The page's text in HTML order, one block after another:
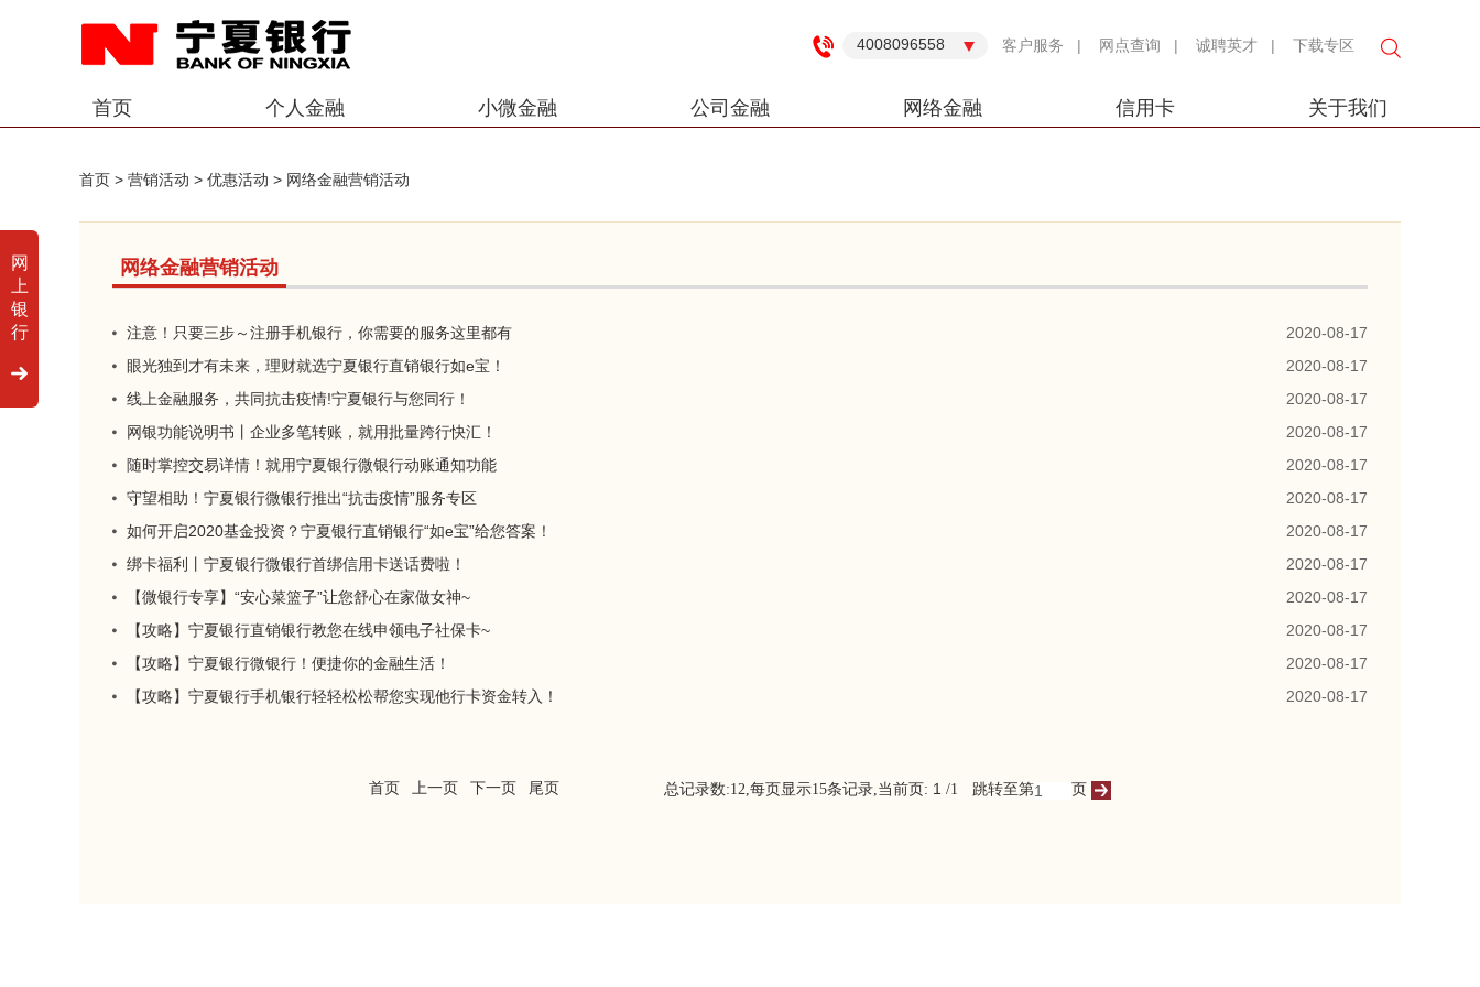
客户服务 | 网点查询 | 诚聘英才 | 下载专区
4008096558
首页 个人金融 小微金融 公司金融 网络金融 信用卡 关于我们
网
上
银
行
首页 > 营销活动 > 优惠活动 > 网络金融营销活动
网络金融营销活动
注意！只要三步～注册手机银行，你需要的服务这里都有
2020-08-17
眼光独到才有未来，理财就选宁夏银行直销银行如e宝！
2020-08-17
线上金融服务，共同抗击疫情!宁夏银行与您同行！
2020-08-17
网银功能说明书丨企业多笔转账，就用批量跨行快汇！
2020-08-17
随时掌控交易详情！就用宁夏银行微银行动账通知功能
2020-08-17
守望相助！宁夏银行微银行推出“抗击疫情”服务专区
2020-08-17
如何开启2020基金投资？宁夏银行直销银行“如e宝”给您答案！
2020-08-17
绑卡福利丨宁夏银行微银行首绑信用卡送话费啦！
2020-08-17
【微银行专享】“安心菜篮子”让您舒心在家做女神~
2020-08-17
【攻略】宁夏银行直销银行教您在线申领电子社保卡~
2020-08-17
【攻略】宁夏银行微银行！便捷你的金融生活！
2020-08-17
【攻略】宁夏银行手机银行轻轻松松帮您实现他行卡资金转入！
2020-08-17
首页 上一页 下一页 尾页 总记录数:12,每页显示15条记录,当前页: 1 /1 跳转至第 页